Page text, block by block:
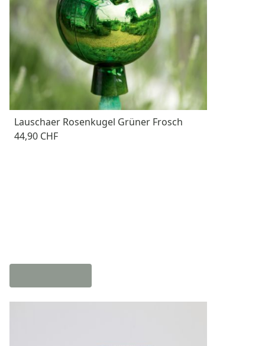
Lauschaer Rosenkugel Grüner Frosch
44,90 CHF